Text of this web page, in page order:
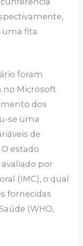
uma fita
foram
no Microsoft
dos
se uma
de
estado
por
(IMC), o qual
fornecidas
(WHO,